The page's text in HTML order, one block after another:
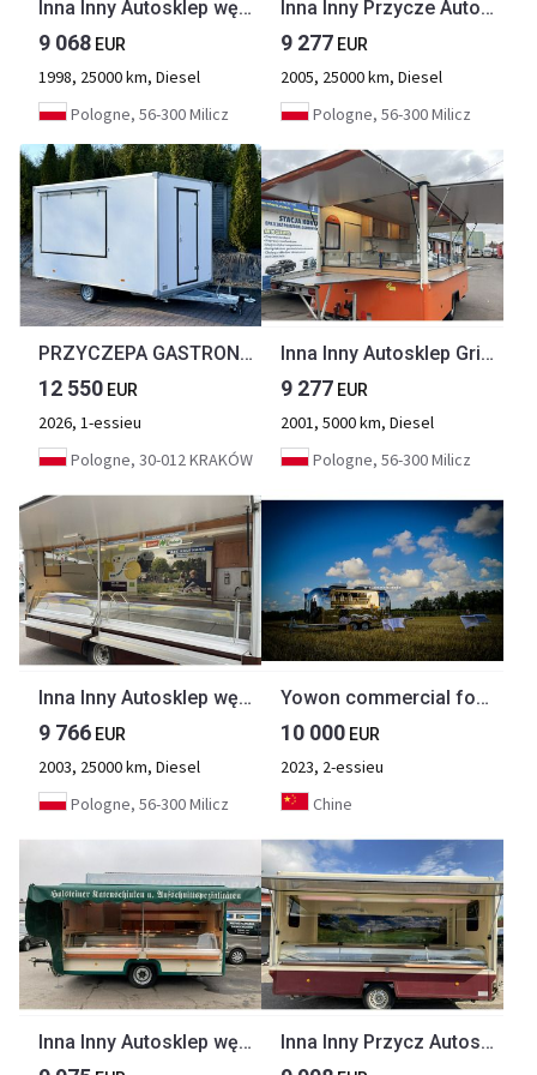
Inna Inny Autosklep wędlin Gastronomiczna food truck foodtruck sklep Klima199
9 068 EUR
1998, 25000 km, Diesel
Pologne, 56-300 Milicz
Inna Inny Przycze Autosklep wędli Gastronomiczna food truck foodtruck sklep 20
9 277 EUR
2005, 25000 km, Diesel
Pologne, 56-300 Milicz
PRZYCZEPA GASTRONOMICZNA 4 m | Wyposażona | 230V/400V | Equipped trailer
12 550 EUR
2026, 1-essieu
Pologne, 30-012 KRAKÓW
Inna Inny Autosklep Grill przyczepa Gastronomiczny Food Truck Foodtruck sklep
9 277 EUR
2001, 5000 km, Diesel
Pologne, 56-300 Milicz
Inna Inny Autosklep wędlin Gastronomiczna food truck foodtruck sklep Borco 200
9 766 EUR
2003, 25000 km, Diesel
Pologne, 56-300 Milicz
Yowon commercial food vending trailer Airstream type food truck
10 000 EUR
2023, 2-essieu
Chine
Inna Inny Autosklep wędlin Gastronomiczna food truck foodtruck sklep bar 2000 Inna Inny Przycz Autosklep wędlin Gastronomiczna food truck foodtruck sklep 20